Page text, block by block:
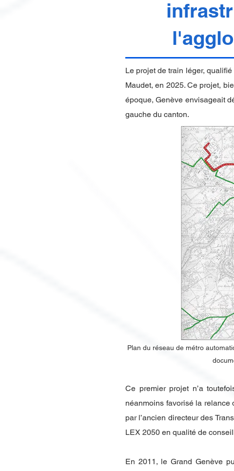
Le projet de train léger,
Maudet, en 2025. Ce projet,
époque, Genève envisageait
gauche du canton.
​Plan du réseau de métro
Ce premier projet n’a
néanmoins favorisé la
par l’ancien directeur des
LEX 2050 en qualité de
En 2011, le Grand Genève